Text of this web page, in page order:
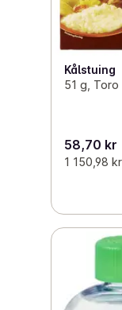
Kålstuing
51 g, Toro
58,70 kr
1 150,98